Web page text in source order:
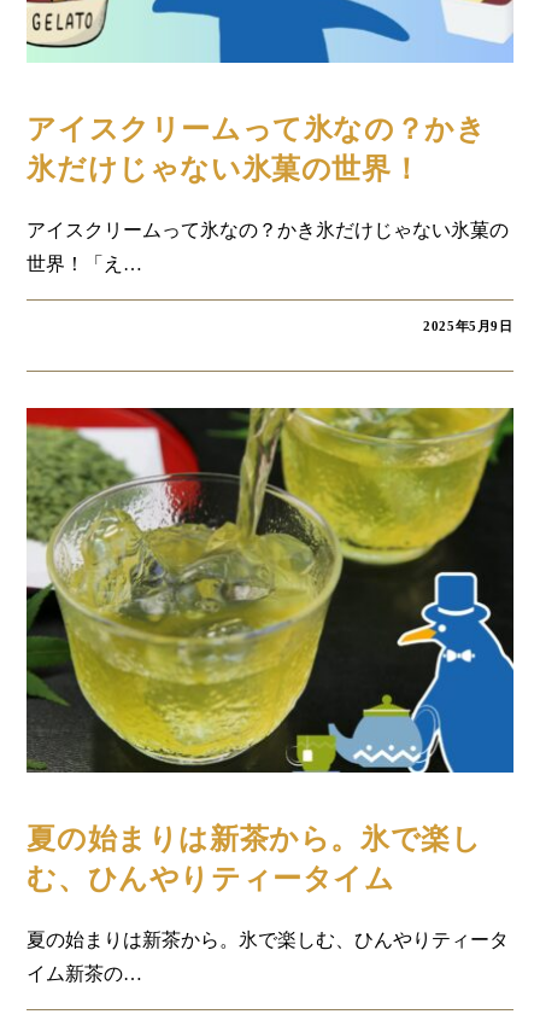
アイスクリームって氷なの？かき
氷だけじゃない氷菓の世界！
アイスクリームって氷なの？かき氷だけじゃない氷菓の
世界！「え…
2025年5月9日
夏の始まりは新茶から。氷で楽し
む、ひんやりティータイム
夏の始まりは新茶から。氷で楽しむ、ひんやりティータ
イム新茶の…